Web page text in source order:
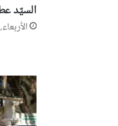
السيّد
الأربعاء, 5 أغسطس 2026, 19:59